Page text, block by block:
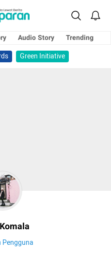
Audio Story
Trending
Green Initiative